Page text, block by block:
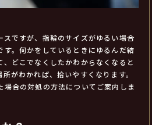
スですが、指輪のサイズがゆるい場合
す。何かをしているときにゆるんだ結
どこでなくしたかわからなくなると
がわかれば、拾いやすくなります。
場合の対処の方法についてご案内しま